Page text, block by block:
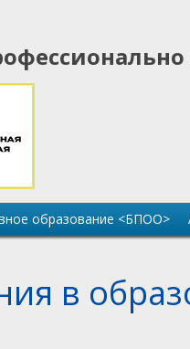
образование <БПОО>
в